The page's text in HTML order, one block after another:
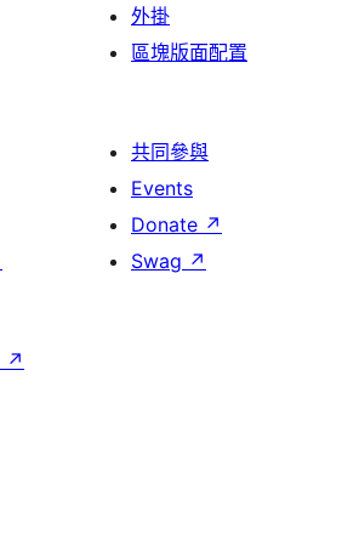
外掛
區塊版面配置
共同參與
Events
Donate ↗
Swag ↗
↗